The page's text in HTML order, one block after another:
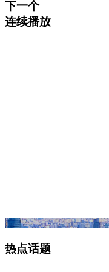
下一个
连续播放
热点话题